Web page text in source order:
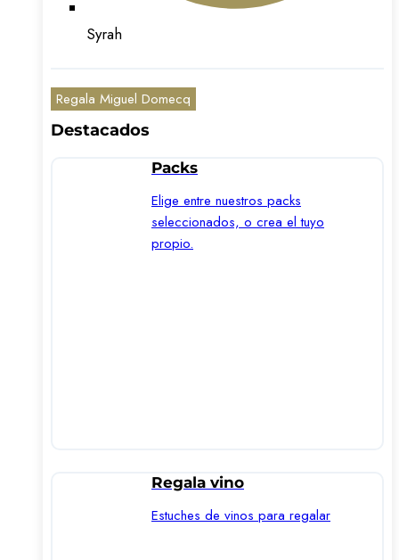
Syrah
Regala Miguel Domecq
Destacados
Packs
Elige entre nuestros packs
seleccionados, o crea el tuyo
propio.
Regala vino
Estuches de vinos para regalar